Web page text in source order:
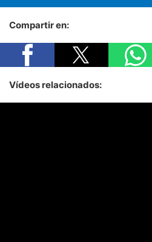
Compartir en:
Vídeos relacionados: